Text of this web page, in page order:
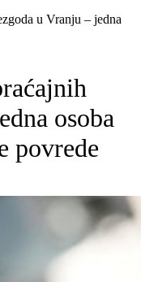
u Vranju – jedna
osoba
povrede